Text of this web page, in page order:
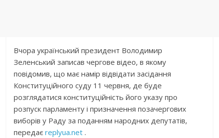
Вчора український президент Володимир
Зеленський записав чергове відео, в якому
повідомив, що має намір відвідати засідання
Конституційного суду 11 червня, де буде
розглядатися конституційність його указу про
розпуск парламенту і призначення позачергових
виборів у Раду за поданням народних депутатів,
передаєreplyua.net .